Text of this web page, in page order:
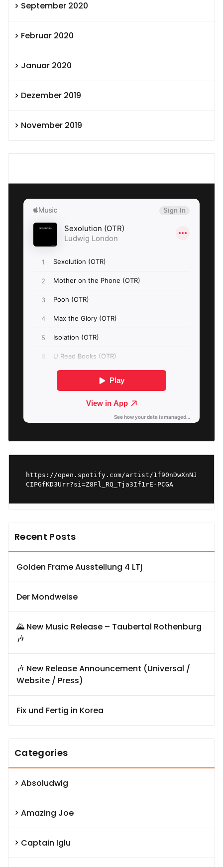
September 2020
Februar 2020
Januar 2020
Dezember 2019
November 2019
https://open.spotify.com/artist/1f90nDwXnNJ
CIPGfKD3Urr?si=Z8Fl_RQ_Tja3If1rE-PCGA
Recent Posts
Golden Frame Ausstellung 4 LTj
Der Mondweise
🌄 New Music Release – Taubertal Rothenburg
🎶
🎶 New Release Announcement (Universal /
Website / Press)
Fix und Fertig in Korea
Categories
Absoludwig
Amazing Joe
Captain Iglu